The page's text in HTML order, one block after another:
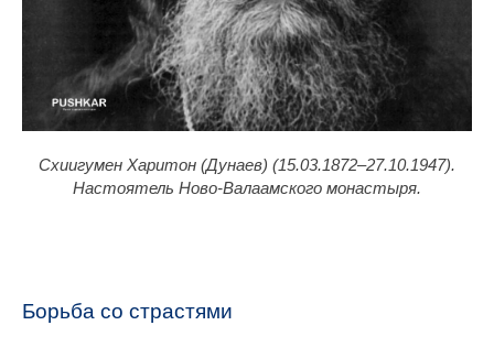
Схиигумен Харитон (Дунаев) (15.03.1872–27.10.1947).
Настоятель Ново-Валаамского монастыря.
Борьба со страстями